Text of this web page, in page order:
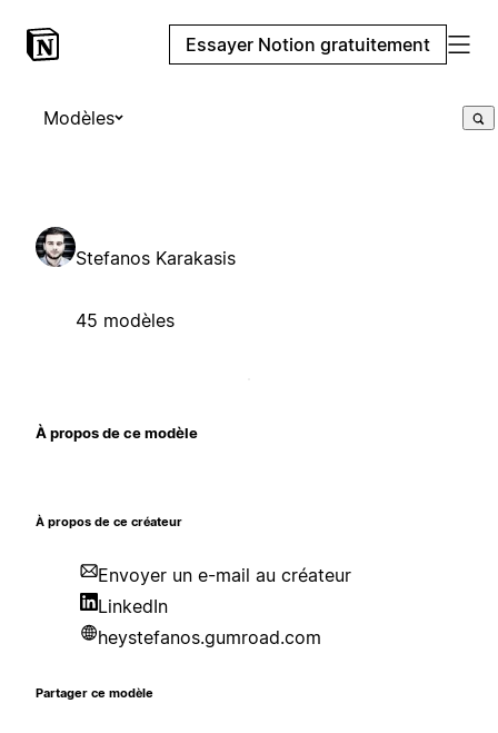
Essayer Notion gratuitement
Modèles
Stefanos Karakasis
45 modèles
À propos de ce modèle
À propos de ce créateur
Envoyer un e-mail au créateur
LinkedIn
heystefanos.gumroad.com
Partager ce modèle